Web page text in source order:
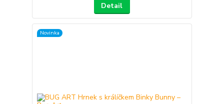
Detail
Novinka